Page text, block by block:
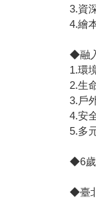
3.資
4.繪
◆融
1.環
2.生
3.戶
4.安
5.多
◆6歲
◆臺